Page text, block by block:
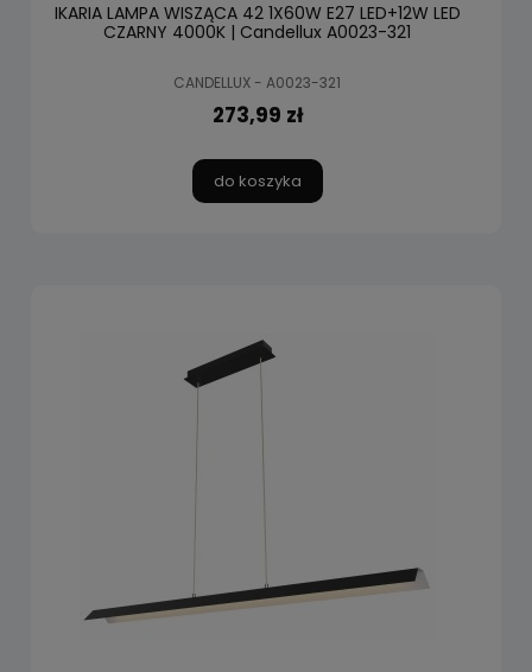
IKARIA LAMPA WISZĄCA 42 1X60W E27 LED+12W LED
CZARNY 4000K | Candellux A0023-321
CANDELLUX - A0023-321
273,99 zł
do koszyka